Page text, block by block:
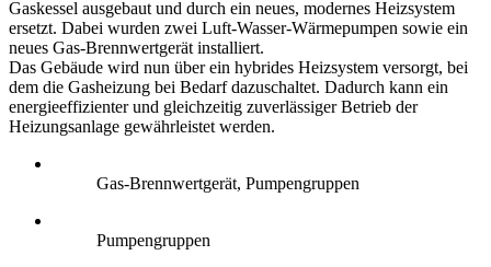
Gaskessel ausgebaut und durch ein neues, modernes Heizsystem
ersetzt. Dabei wurden zwei Luft-Wasser-Wärmepumpen sowie ein
neues Gas-Brennwertgerät installiert.
Das Gebäude wird nun über ein hybrides Heizsystem versorgt, bei
dem die Gasheizung bei Bedarf dazuschaltet. Dadurch kann ein
energieeffizienter und gleichzeitig zuverlässiger Betrieb der
Heizungsanlage gewährleistet werden.
Gas-Brennwertgerät, Pumpengruppen
Pumpengruppen